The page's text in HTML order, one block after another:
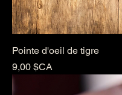
Pointe d'oeil de tigre
Prix
9,00 $CA